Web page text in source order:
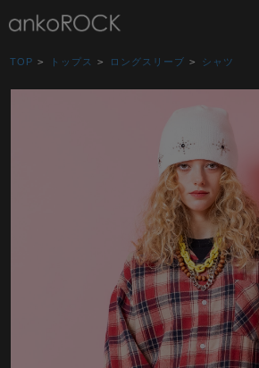
TOP > トップス > ロングスリーブ > シャツ